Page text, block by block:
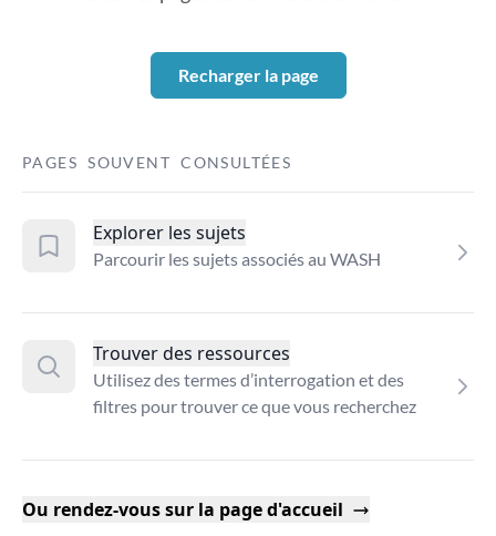
Recharger la page
PAGES SOUVENT CONSULTÉES
Explorer les sujets
Parcourir les sujets associés au WASH
Trouver des ressources
Utilisez des termes d’interrogation et des
filtres pour trouver ce que vous recherchez
Ou rendez-vous sur la page d'accueil